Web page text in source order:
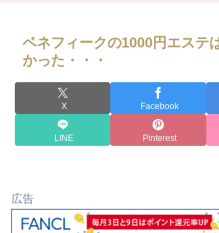
ベネフィークの1000円エステ
かった・・・
X Facebook
LINE Pinterest
広告